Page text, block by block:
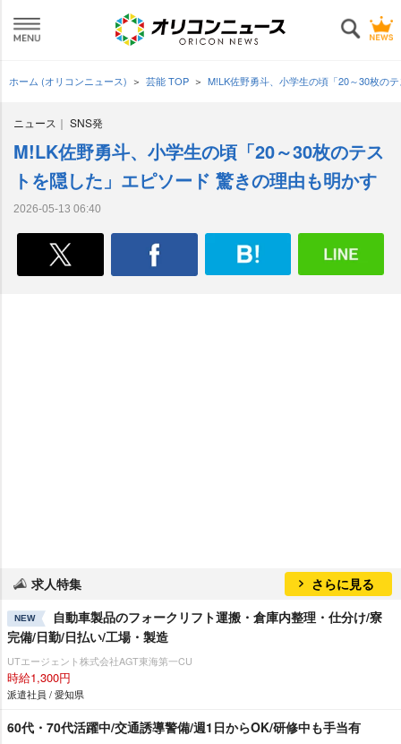
ホーム (オリコンニュース) 芸能 TOP M!LK佐野勇斗、小学生の頃「20～30枚の
ニュース SNS発
M!LK佐野勇斗、小学生の頃「20～30枚のテス
トを隠した」エピソード 驚きの理由も明かす
2026-05-13 06:40
求人特集 さらに見る
NEW
自動車製品のフォークリフト運搬・倉庫内整理・仕分け/寮
完備/日勤/日払い/工場・製造
UTエージェント株式会社AGT東海第一CU
時給1,300円
派遣社員 / 愛知県
60代・70代活躍中/交通誘導警備/週1日からOK/研修中も手当有